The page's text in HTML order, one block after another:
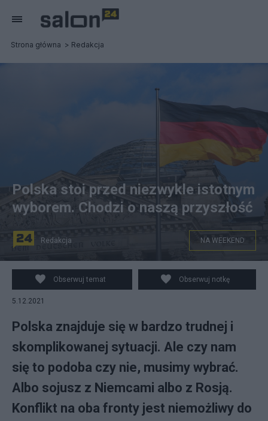
Strona główna Redakcja
Fot. Pixabay
Polska stoi przed niezwykle istotnym
wyborem. Chodzi o naszą przyszłość
Redakcja NA WEEKEND
Obserwuj temat Obserwuj notkę
5.12.2021
Polska znajduje się w bardzo trudnej i
skomplikowanej sytuacji. Ale czy nam
się to podoba czy nie, musimy wybrać.
Albo sojusz z Niemcami albo z Rosją.
Konflikt na oba fronty jest niemożliwy do